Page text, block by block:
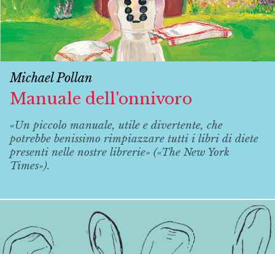
Michael Pollan
Manuale dell'onnivoro
«Un piccolo manuale, utile e divertente, che
potrebbe benissimo rimpiazzare tutti i libri di diete
presenti nelle nostre librerie» («The New York
Times»).